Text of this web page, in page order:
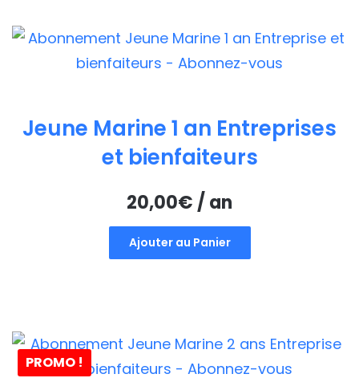
Jeune Marine 1 an Entreprises
et bienfaiteurs
20,00€/ an
Ajouter au Panier
PROMO !